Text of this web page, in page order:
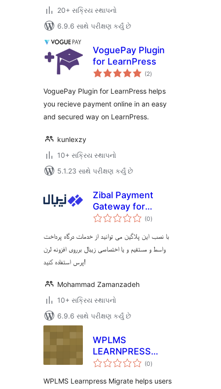
20+ સક્રિય સ્થાપનો
6.9.6 સાથે પરીક્ષણ કર્યું છે
VoguePay Plugin
for LearnPress
(2કુલ
રેટિંગ્સ
)
VoguePay Plugin for LearnPress helps
you recieve payment online in an easy
and secured way on LearnPress.
kunlexzy
10+ સક્રિય સ્થાપનો
5.1.23 સાથે પરીક્ષણ કર્યું છે
Zibal Payment
Gateway for
Learnpress (0કુલ
રેટિંગ્સ
)
با نصب این پلاگین می توانید از خدمات درگاه پرداخت
واسط و مستقیم و یا اختصاصی زیبال برروی افزونه لرن
پرس استفاده کنید!
Mohammad Zamanzadeh
10+ સક્રિય સ્થાપનો
6.9.6 સાથે પરીક્ષણ કર્યું છે
WPLMS
LEARNPRESS
MIGRATION (0કુલ
રેટિંગ્સ
)
WPLMS Learnpress Migrate helps users